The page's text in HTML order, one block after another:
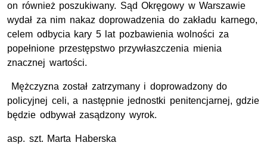
on również poszukiwany. Sąd Okręgowy w Warszawie
wydał za nim nakaz doprowadzenia do zakładu karnego,
celem odbycia kary 5 lat pozbawienia wolności za
popełnione przestępstwo przywłaszczenia mienia
znacznej wartości.
Mężczyzna został zatrzymany i doprowadzony do
policyjnej celi, a następnie jednostki penitencjarnej, gdzie
będzie odbywał zasądzony wyrok.
asp. szt. Marta Haberska